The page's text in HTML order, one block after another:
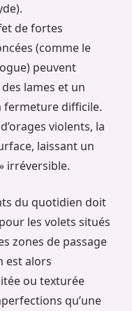
de fortes
(comme le
peuvent
lames et un
fermeture difficile.
violents, la
laissant un
irréversible.
du quotidien doit
les volets situés
zones de passage
est alors
ou texturée
qu’une